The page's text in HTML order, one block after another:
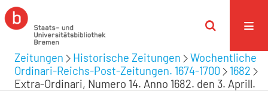
Zeitungen Historische Zeitungen
Wochentliche
Ordinari-Reichs-Post-Zeitungen. 1674-1700
1682
Extra-Ordinari, Numero 14. Anno 1682. den 3. Aprill.